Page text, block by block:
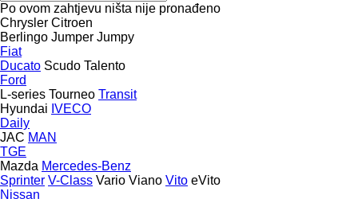
Po ovom zahtjevu ništa nije pronađeno
Chrysler Citroen
Berlingo Jumper Jumpy
Fiat
Ducato Scudo Talento
Ford
L-series Tourneo Transit
Hyundai IVECO
Daily
JAC MAN
TGE
Mazda Mercedes-Benz
Sprinter V-Class Vario Viano Vito eVito
Nissan